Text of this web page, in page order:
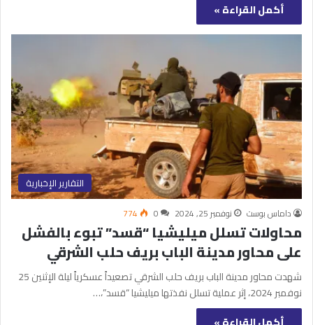
أكمل القراءة »
التقارير الإخبارية
داماس بوست نوفمبر 25, 2024 0
774
محاولات تسلل ميليشيا “قسد” تبوء بالفشل
على محاور مدينة الباب بريف حلب الشرقي
شهدت محاور مدينة الباب بريف حلب الشرقي تصعيداً عسكرياً ليلة الإثنين 25
نوفمبر 2024، إثر عملية تسلل نفذتها ميليشيا “قسد”،…